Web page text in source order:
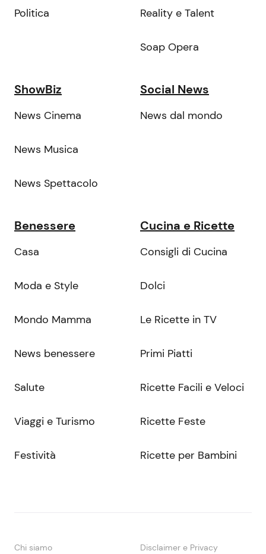
Politica Reality e Talent
Soap Opera
ShowBiz
News Cinema
News Musica
News Spettacolo
Social News
News dal mondo
Benessere
Casa
Moda e Style
Mondo Mamma
News benessere
Salute
Viaggi e Turismo
Festività
Cucina e Ricette
Consigli di Cucina
Dolci
Le Ricette in TV
Primi Piatti
Ricette Facili e Veloci
Ricette Feste
Ricette per Bambini
Chi siamo Disclaimer e Privacy